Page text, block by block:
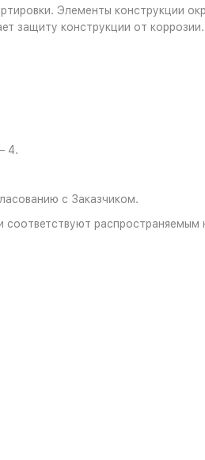
Элементы конструкции
защиту конструкции от коррозии.
4.
с Заказчиком.